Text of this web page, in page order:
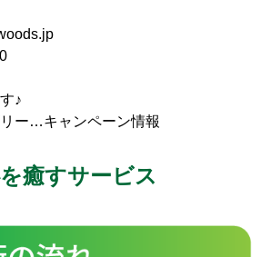
♪
ー…キャンペーン情報
癒すサービス